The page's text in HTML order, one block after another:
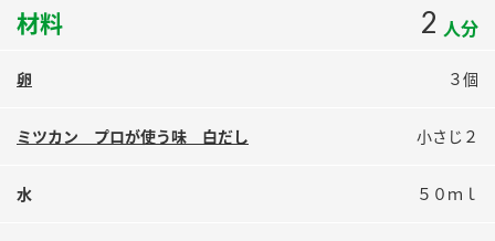
ぽん酢サワー
ミツカンのCMキッザニア東京「ぽん酢工房」
地図から取り扱い店舗を探す
材料 2 人分
卵 ３個
ミツカン プロが使う味 白だし 小さじ２
水 ５０ｍｌ